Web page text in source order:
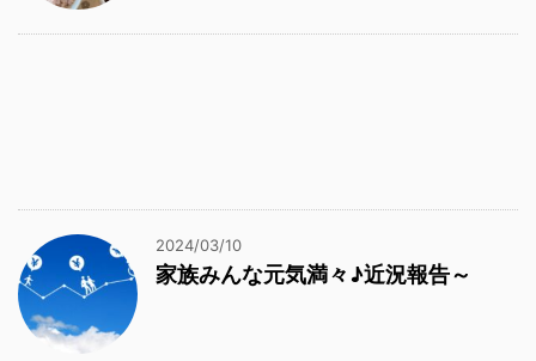
2024/03/10
家族みんな元気満々♪近況報告～